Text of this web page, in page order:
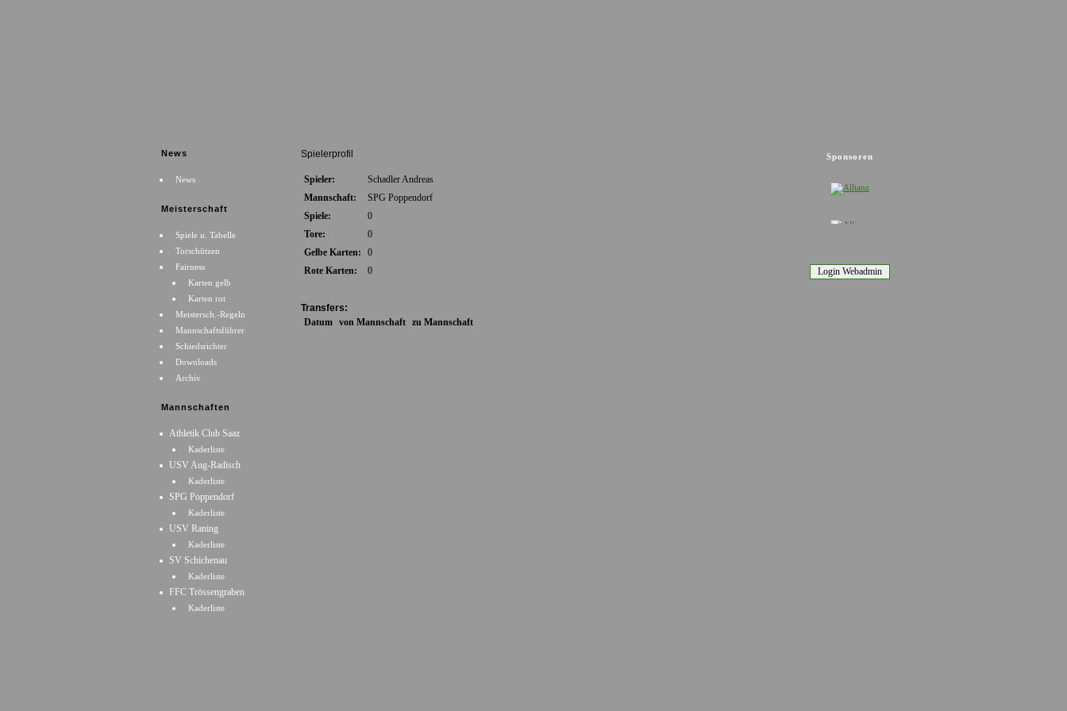
News
News
Meisterschaft
Spiele u. Tabelle
Torschützen
Fairness
Karten gelb
Karten rot
Meistersch.-Regeln
Mannschaftsführer
Schiedsrichter
Downloads
Archiv
Mannschaften
Athletik Club Saaz
Kaderliste
USV Aug-Radisch
Kaderliste
SPG Poppendorf
Kaderliste
USV Raning
Kaderliste
SV Schichenau
Kaderliste
FFC Trössengraben
Kaderliste
Spielerprofil
Spieler:
Schadler Andreas
Mannschaft:
SPG Poppendorf
Spiele:
0
Tore:
0
Gelbe Karten:
0
Rote Karten:
0
Transfers:
Datum von Mannschaft zu Mannschaft
Sponsoren